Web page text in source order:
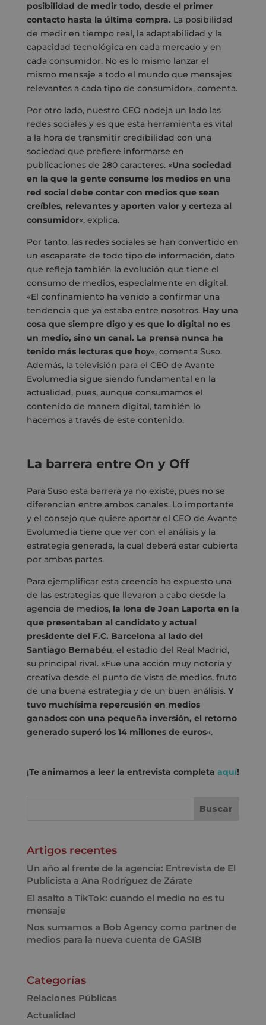
posibilidad de medir todo, desde el primer
contacto hasta la última compra. La posibilidad
de medir en tiempo real, la adaptabilidad y la
capacidad tecnológica en cada mercado y en
cada consumidor. No es lo mismo lanzar el
mismo mensaje a todo el mundo que mensajes
relevantes a cada tipo de consumidor», comenta.
Por otro lado, nuestro CEO nodeja un lado las
redes sociales y es que esta herramienta es vital
a la hora de transmitir credibilidad con una
sociedad que prefiere informarse en
publicaciones de 280 caracteres. «Una sociedad
en la que la gente consume los medios en una
red social debe contar con medios que sean
creíbles, relevantes y aporten valor y certeza al
consumidor«, explica.
Por tanto, las redes sociales se han convertido en
un escaparate de todo tipo de información, dato
que refleja también la evolución que tiene el
consumo de medios, especialmente en digital.
«El confinamiento ha venido a confirmar una
tendencia que ya estaba entre nosotros. Hay una
cosa que siempre digo y es que lo digital no es
un medio, sino un canal. La prensa nunca ha
tenido más lecturas que hoy«, comenta Suso.
Además, la televisión para el CEO de Avante
Evolumedia sigue siendo fundamental en la
actualidad, pues, aunque consumamos el
contenido de manera digital, también lo
hacemos a través de este contenido.
La barrera entre On y Off
Para Suso esta barrera ya no existe, pues no se
diferencian entre ambos canales. Lo importante
y el consejo que quiere aportar el CEO de Avante
Evolumedia tiene que ver con el análisis y la
estrategia generada, la cual deberá estar cubierta
por ambas partes.
Para ejemplificar esta creencia ha expuesto una
de las estrategias que llevaron a cabo desde la
agencia de medios, la lona de Joan Laporta en la
que presentaban al candidato y actual
presidente del F.C. Barcelona al lado del
Santiago Bernabéu, el estadio del Real Madrid,
su principal rival. «Fue una acción muy notoria y
creativa desde el punto de vista de medios, fruto
de una buena estrategia y de un buen análisis. Y
tuvo muchísima repercusión en medios
ganados: con una pequeña inversión, el retorno
generado superó los 14 millones de euros«.
¡Te animamos a leer la entrevista completa aquí!
Artigos recentes
Un año al frente de la agencia: Entrevista de El
Publicista a Ana Rodríguez de Zárate
El asalto a TikTok: cuando el medio no es tu
mensaje
Nos sumamos a Bob Agency como partner de
medios para la nueva cuenta de GASIB
Categorías
Relaciones Públicas
Actualidad